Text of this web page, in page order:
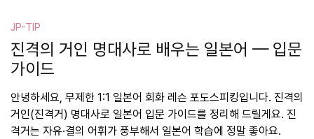
JP-TIP
진격의 거인 명대사로 배우는 일본어 — 입문
가이드
안녕하세요, 무제한 1:1 일본어 회화 레슨 포도스피킹입니다. 진격의
거인(진격거) 명대사로 일본어 입문 가이드를 정리해 드릴게요. 진
격거는 자유·결의 어휘가 풍부해서 일본어 학습에 정말 좋아요.